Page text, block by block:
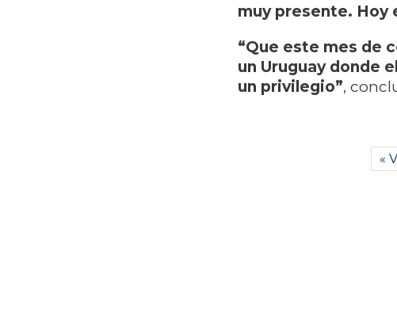
muy presente. Hoy
“Que este mes de
un Uruguay donde
un privilegio”,
«